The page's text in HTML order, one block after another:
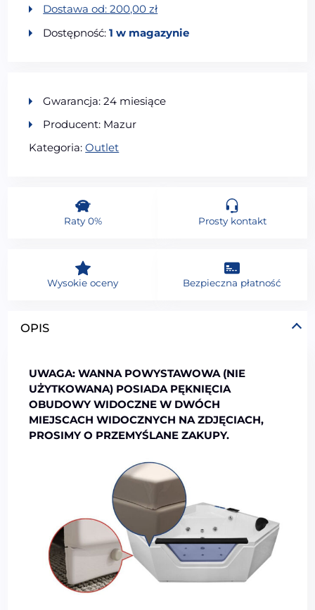
OPIS
UWAGA: WANNA POWYSTAWOWA (NIE
UŻYTKOWANA) POSIADA PĘKNIĘCIA
OBUDOWY WIDOCZNE W DWÓCH
MIEJSCACH WIDOCZNYCH NA ZDJĘCIACH,
PROSIMY O PRZEMYŚLANE ZAKUPY.
Dostawa od:200,00zł
Dostępność:1 w magazynie
Gwarancja: 24 miesiące
Producent: Mazur
Kategoria:Outlet
Raty 0% Prosty kontakt
Wysokie oceny Bezpieczna płatność